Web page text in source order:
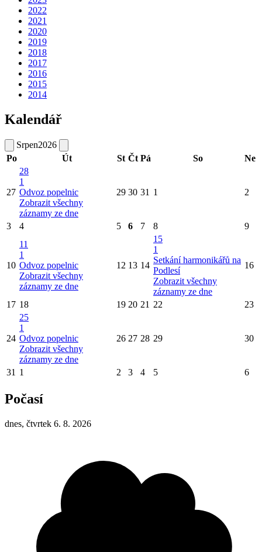
2022
2021
2020
2019
2018
2017
2016
2015
2014
Kalendář
Srpen2026
Po
Út St Čt Pá So Ne
27
28
1
Odvoz popelnic
Zobrazit všechny
záznamy ze dne
29 30 31 1 2
3 4 5 6 7 8 9
10
11
1
Odvoz popelnic
Zobrazit všechny
záznamy ze dne
12 13 14
15
1
Setkání harmonikářů na
Podlesí
Zobrazit všechny
záznamy ze dne
16
17 18 19 20 21 22 23
24
25
1
Odvoz popelnic
Zobrazit všechny
záznamy ze dne
26 27 28 29 30
31 1 2 3 4 5 6
Počasí
dnes, čtvrtek 6. 8. 2026